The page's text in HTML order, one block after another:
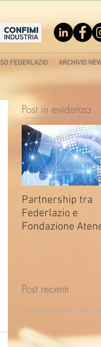
FEDERLAZIO ARCHIVIO
Post in evidenza
Partnership tra
Federlazio e
Fondazione
Post recenti